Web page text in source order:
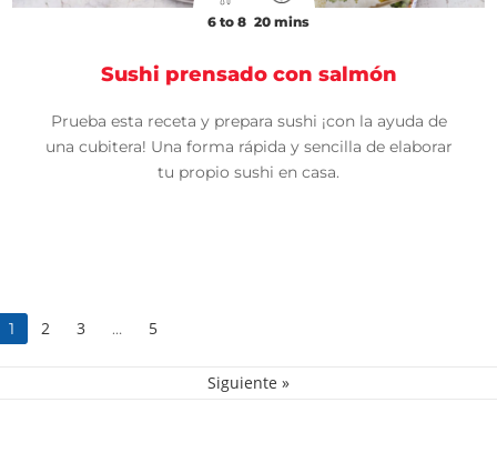
6 to 8 20 mins
Sushi prensado con salmón
Prueba esta receta y prepara sushi ¡con la ayuda de
una cubitera! Una forma rápida y sencilla de elaborar
tu propio sushi en casa.
1 2 3 … 5
Siguiente »